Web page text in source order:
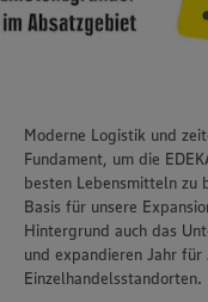
Moderne Logistik und
Fundament, um die
besten Lebensmitteln zu
Basis für unsere
Hintergrund auch das
und expandieren Jahr
Einzelhandelsstandorten.